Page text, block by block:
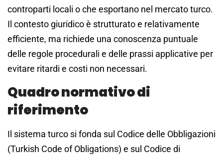
controparti locali o che esportano nel mercato turco.
Il contesto giuridico è strutturato e relativamente
efficiente, ma richiede una conoscenza puntuale
delle regole procedurali e delle prassi applicative per
evitare ritardi e costi non necessari.
Quadro normativo di
riferimento
Il sistema turco si fonda sul Codice delle Obbligazioni
(Turkish Code of Obligations) e sul Codice di